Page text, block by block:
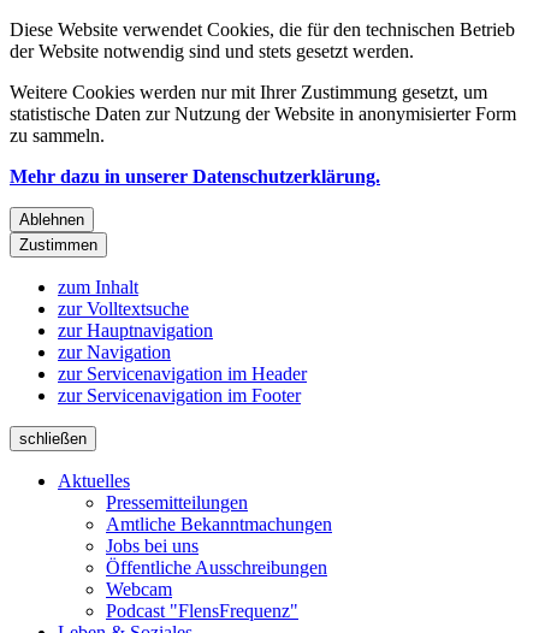
Diese Website verwendet Cookies, die für den technischen Betrieb
der Website notwendig sind und stets gesetzt werden.
Weitere Cookies werden nur mit Ihrer Zustimmung gesetzt, um
statistische Daten zur Nutzung der Website in anonymisierter Form
zu sammeln.
Mehr dazu in unserer Datenschutzerklärung.
Ablehnen
Zustimmen
zum Inhalt
zur Volltextsuche
zur Hauptnavigation
zur Navigation
zur Servicenavigation im Header
zur Servicenavigation im Footer
schließen
Aktuelles
Pressemitteilungen
Amtliche Bekanntmachungen
Jobs bei uns
Öffentliche Ausschreibungen
Webcam
Podcast "FlensFrequenz"